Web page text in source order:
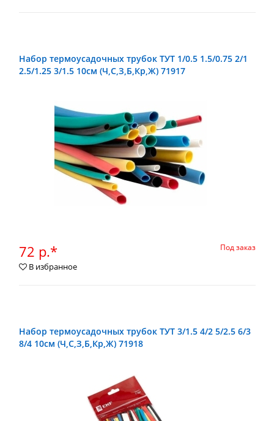
Набор термоусадочных трубок ТУТ 1/0.5 1.5/0.75 2/1
2.5/1.25 3/1.5 10см (Ч,С,З,Б,Кр,Ж) 71917
72 р.* Под заказ
В избранное
Набор термоусадочных трубок ТУТ 3/1.5 4/2 5/2.5 6/3
8/4 10см (Ч,С,З,Б,Кр,Ж) 71918